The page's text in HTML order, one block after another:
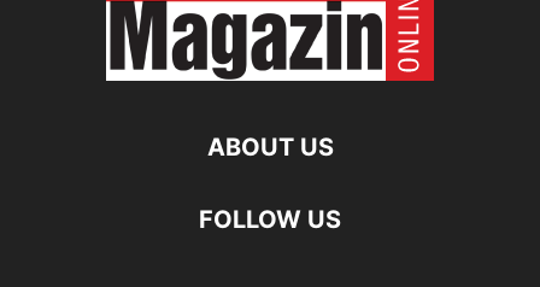
ABOUT US
FOLLOW US